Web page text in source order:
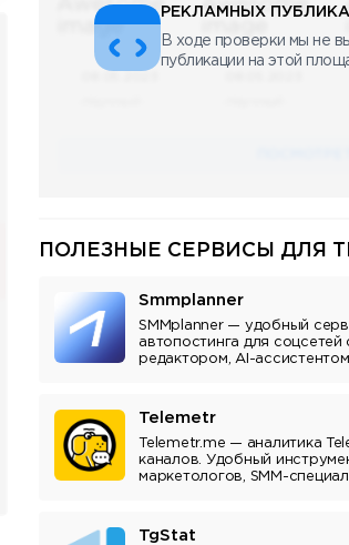
РЕКЛАМНЫХ
В ходе проверки мы не
публикации на этой
ПОЛЕЗНЫЕ СЕРВИСЫ ДЛЯ
Smmplanner
SMMplanner — удобный
автопостинга для
редактором, AI-
Telemetr
Telemetr.me — аналитика
каналов. Удобный
маркетологов, SMM-
TgStat